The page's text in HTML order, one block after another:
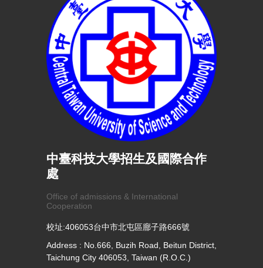
中臺科技大學招生及國際合作
處
Office of admissions & International
Cooperation
校址:406053台中市北屯區廍子路666號
Address : No.666, Buzih Road, Beitun District,
Taichung City 406053, Taiwan (R.O.C.)